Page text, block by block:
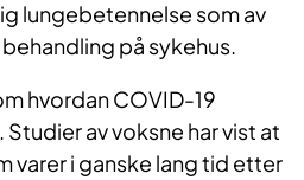
lungebetennelse som av
på sykehus.
hvordan COVID-19
av voksne har vist at
varer i ganske lang tid etter